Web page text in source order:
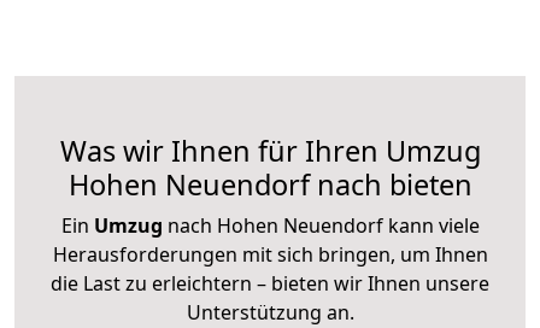
Was wir Ihnen für Ihren Umzug
Hohen Neuendorf nach bieten
Ein Umzug nach Hohen Neuendorf kann viele
Herausforderungen mit sich bringen, um Ihnen
die Last zu erleichtern – bieten wir Ihnen unsere
Unterstützung an.